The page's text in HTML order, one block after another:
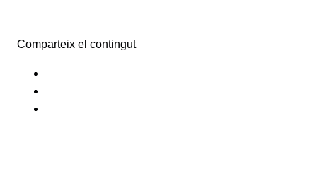
Comparteix el contingut